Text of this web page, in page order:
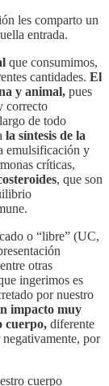
les comparto un
entrada.
que consumimos,
cantidades. El
y animal, pues
correcto
de todo
la síntesis de la
emulsificación y
críticas,
, que son
o “libre” (UC,
otras
ingerimos es
por nuestro
impacto muy
cuerpo, diferente
por
cuerpo